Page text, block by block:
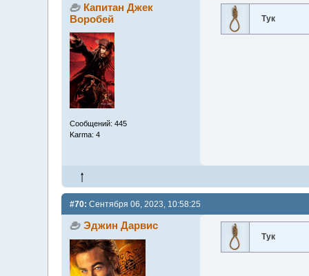
Капитан Джек
Воробей
Сообщений: 445
Karma: 4
Тук
#70: Сентября 06, 2023, 10:58:25
Эджин Дарвис
Тук